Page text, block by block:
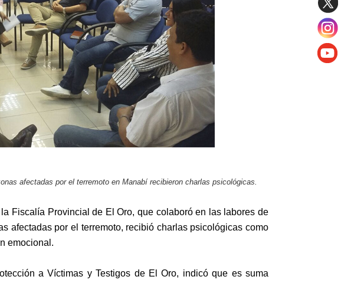
afectadas por el terremoto en Manabí recibieron charlas psicológicas.
Fiscalía Provincial de El Oro, que colaboró en las labores de
afectadas por el terremoto, recibió charlas psicológicas como
emocional.
a Víctimas y Testigos de El Oro, indicó que es suma